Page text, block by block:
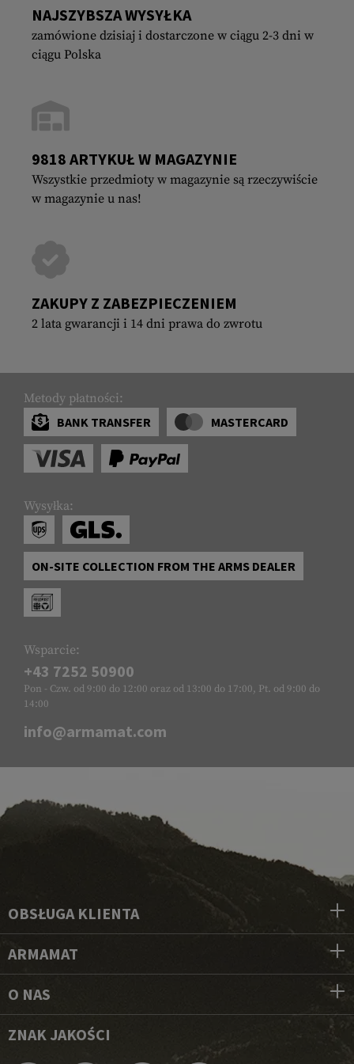
NAJSZYBSZA WYSYŁKA
zamówione dzisiaj i dostarczone w ciągu 2-3 dni w
ciągu Polska
9818 ARTYKUŁ W MAGAZYNIE
Wszystkie przedmioty w magazynie są rzeczywiście
w magazynie u nas!
ZAKUPY Z ZABEZPIECZENIEM
2 lata gwarancji i 14 dni prawa do zwrotu
Metody płatności:
BANK TRANSFER
MASTERCARD
Wysyłka:
ON-SITE COLLECTION FROM THE ARMS DEALER
Wsparcie:
+43 7252 50900
Pon - Czw. od 9:00 do 12:00 oraz od 13:00 do 17:00, Pt. od 9:00 do
14:00
info@armamat.com
OBSŁUGA KLIENTA
ARMAMAT
O NAS
ZNAK JAKOŚCI